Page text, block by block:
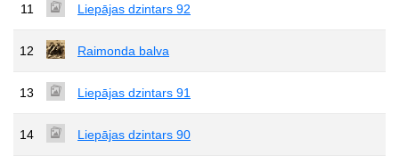
11 Liepājas dzintars 92
12 Raimonda balva
13 Liepājas dzintars 91
14 Liepājas dzintars 90